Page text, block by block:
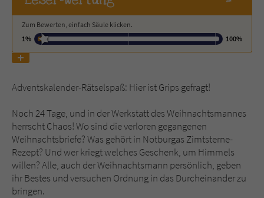
Zum Bewerten, einfach Säule klicken.
1%
100%
Adventskalender-Rätselspaß: Hier ist Grips gefragt!
Noch 24 Tage, und in der Werkstatt des Weihnachtsmannes
herrscht Chaos! Wo sind die verloren gegangenen
Weihnachtsbriefe? Was gehört in Notburgas Zimtsterne-
Rezept? Und wer kriegt welches Geschenk, um Himmels
willen? Alle, auch der Weihnachtsmann persönlich, geben
ihr Bestes und versuchen Ordnung in das Durcheinander zu
bringen.
Name tx_pwcomments_ahash
Anbieter Literatur-Couch Medien GmbH & Co. KG
Laufzeit 1 Jahr
Zweck Cookie für Kommentare einzelner Buchtitel
Name fe_typo_user
Anbieter Literatur-Couch Medien GmbH & Co. KG